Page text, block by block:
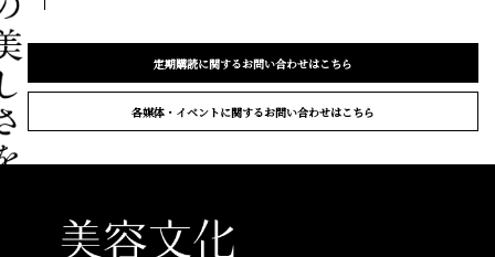
定期購読に関するお問い合わせはこちら
各媒体・イベントに関するお問い合わせはこちら